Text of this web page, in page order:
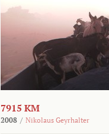
7915 KM
2008 / Nikolaus Geyrhalter